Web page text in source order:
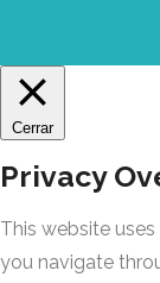
Cerrar
Privacy
This website
you navigate